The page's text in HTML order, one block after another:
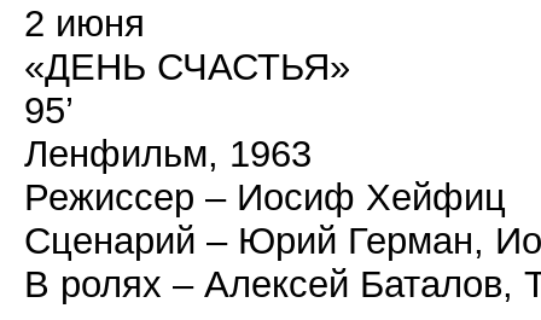
2 июня
«ДЕНЬ СЧАСТЬЯ»
95’
Ленфильм, 1963
Режиссер – Иосиф Хейфиц
Сценарий – Юрий Герман,
В ролях – Алексей Баталов,